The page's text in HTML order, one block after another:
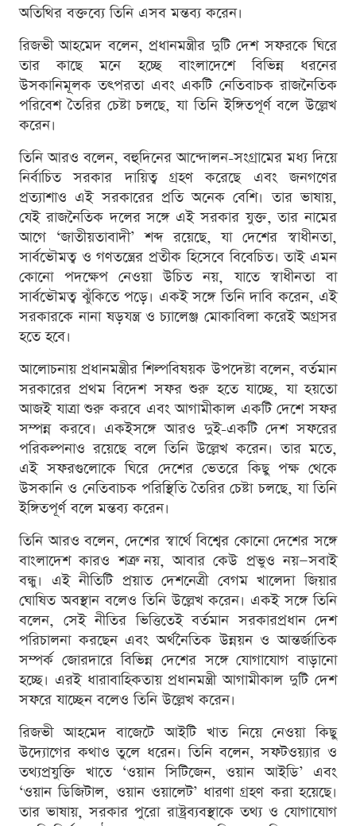
অতিথির বক্তব্যে তিনি এসব মন্তব্য করেন।
রিজভী আহমেদ বলেন, প্রধানমন্ত্রীর দুটি দেশ সফরকে ঘিরে
তার কাছে মনে হচ্ছে বাংলাদেশে বিভিন্ন ধরনের
উসকানিমূলক তৎপরতা এবং একটি নেতিবাচক রাজনৈতিক
পরিবেশ তৈরির চেষ্টা চলছে, যা তিনি ইঙ্গিতপূর্ণ বলে উল্লেখ
করেন।
তিনি আরও বলেন, বহুদিনের আন্দোলন-সংগ্রামের মধ্য দিয়ে
নির্বাচিত সরকার দায়িত্ব গ্রহণ করেছে এবং জনগণের
প্রত্যাশাও এই সরকারের প্রতি অনেক বেশি। তার ভাষায়,
যেই রাজনৈতিক দলের সঙ্গে এই সরকার যুক্ত, তার নামের
আগে ‘জাতীয়তাবাদী’ শব্দ রয়েছে, যা দেশের স্বাধীনতা,
সার্বভৌমত্ব ও গণতন্ত্রের প্রতীক হিসেবে বিবেচিত। তাই এমন
কোনো পদক্ষেপ নেওয়া উচিত নয়, যাতে স্বাধীনতা বা
সার্বভৌমত্ব ঝুঁকিতে পড়ে। একই সঙ্গে তিনি দাবি করেন, এই
সরকারকে নানা ষড়যন্ত্র ও চ্যালেঞ্জ মোকাবিলা করেই অগ্রসর
হতে হবে।
আলোচনায় প্রধানমন্ত্রীর শিল্পবিষয়ক উপদেষ্টা বলেন, বর্তমান
সরকারের প্রথম বিদেশ সফর শুরু হতে যাচ্ছে, যা হয়তো
আজই যাত্রা শুরু করবে এবং আগামীকাল একটি দেশে সফর
সম্পন্ন করবে। একইসঙ্গে আরও দুই-একটি দেশ সফরের
পরিকল্পনাও রয়েছে বলে তিনি উল্লেখ করেন। তার মতে,
এই সফরগুলোকে ঘিরে দেশের ভেতরে কিছু পক্ষ থেকে
উসকানি ও নেতিবাচক পরিস্থিতি তৈরির চেষ্টা চলছে, যা তিনি
ইঙ্গিতপূর্ণ বলে মন্তব্য করেন।
তিনি আরও বলেন, দেশের স্বার্থে বিশ্বের কোনো দেশের সঙ্গে
বাংলাদেশ কারও শত্রু নয়, আবার কেউ প্রভুও নয়—সবাই
বন্ধু। এই নীতিটি প্রয়াত দেশনেত্রী বেগম খালেদা জিয়ার
ঘোষিত অবস্থান বলেও তিনি উল্লেখ করেন। একই সঙ্গে তিনি
বলেন, সেই নীতির ভিত্তিতেই বর্তমান সরকারপ্রধান দেশ
পরিচালনা করছেন এবং অর্থনৈতিক উন্নয়ন ও আন্তর্জাতিক
সম্পর্ক জোরদারে বিভিন্ন দেশের সঙ্গে যোগাযোগ বাড়ানো
হচ্ছে। এরই ধারাবাহিকতায় প্রধানমন্ত্রী আগামীকাল দুটি দেশ
সফরে যাচ্ছেন বলেও তিনি উল্লেখ করেন।
রিজভী আহমেদ বাজেটে আইটি খাত নিয়ে নেওয়া কিছু
উদ্যোগের কথাও তুলে ধরেন। তিনি বলেন, সফটওয়্যার ও
তথ্যপ্রযুক্তি খাতে ‘ওয়ান সিটিজেন, ওয়ান আইডি’ এবং
‘ওয়ান ডিজিটাল, ওয়ান ওয়ালেট’ ধারণা গ্রহণ করা হয়েছে।
তার ভাষায়, সরকার পুরো রাষ্ট্রব্যবস্থাকে তথ্য ও যোগাযোগ